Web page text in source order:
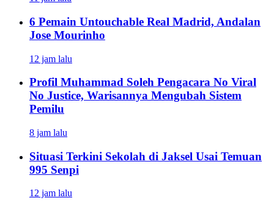
6 Pemain Untouchable Real Madrid, Andalan
Jose Mourinho
12 jam lalu
Profil Muhammad Soleh Pengacara No Viral
No Justice, Warisannya Mengubah Sistem
Pemilu
8 jam lalu
Situasi Terkini Sekolah di Jaksel Usai Temuan
995 Senpi
12 jam lalu